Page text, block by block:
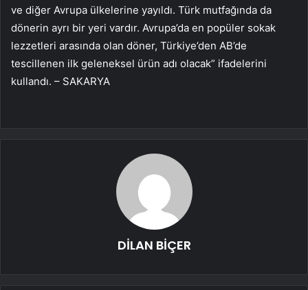
ve diğer Avrupa ülkelerine yayıldı. Türk mutfağında da
dönerin ayrı bir yeri vardır. Avrupa’da en popüler sokak
lezzetleri arasında olan döner, Türkiye’den AB’de
tescillenen ilk geleneksel ürün adı olacak” ifadelerini
kullandı. – SAKARYA
DİLAN BİÇER